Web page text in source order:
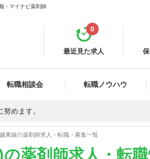
- マイナビ薬剤師
最近見た求人
0
転職相談会 転職ノウハウ
めます。
東線の薬剤師求人・転職・募集一覧
の薬剤師求人・転